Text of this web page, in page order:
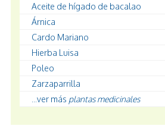
Aceite de hígado de bacalao
Árnica
Cardo Mariano
Hierba Luisa
Poleo
Zarzaparrilla
...ver más plantas medicinales